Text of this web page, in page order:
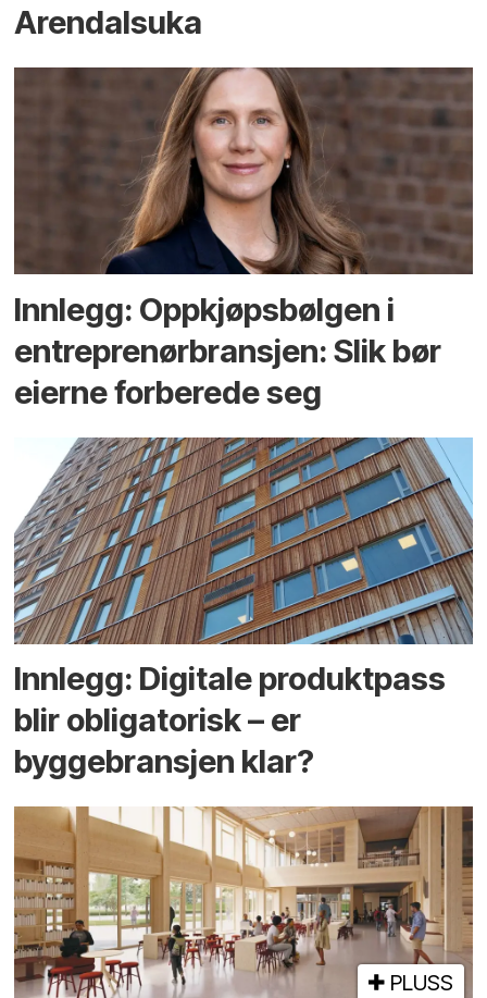
Arendals­uka
Innlegg: Oppkjøps­bølgen i
entreprenør­bransjen: Slik bør
eierne forberede seg
Innlegg: Digitale produktpass
blir obligatorisk – er
byggebransjen klar?
PLUSS